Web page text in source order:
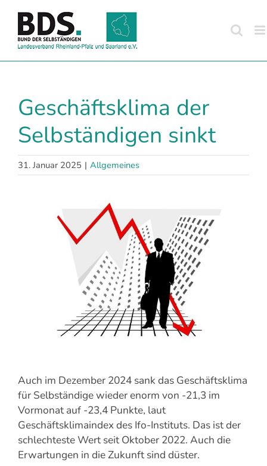
Inhalt
springen
Geschäftsklima der
Selbständigen sinkt
31. Januar 2025 | Allgemeines
grösseres
Auch im Dezember 2024 sank das Geschäftsklima
für Selbständige wieder enorm von -21,3 im
Vormonat auf -23,4 Punkte, laut
Geschäftsklimaindex des Ifo-Instituts. Das ist der
schlechteste Wert seit Oktober 2022. Auch die
Erwartungen in die Zukunft sind düster.